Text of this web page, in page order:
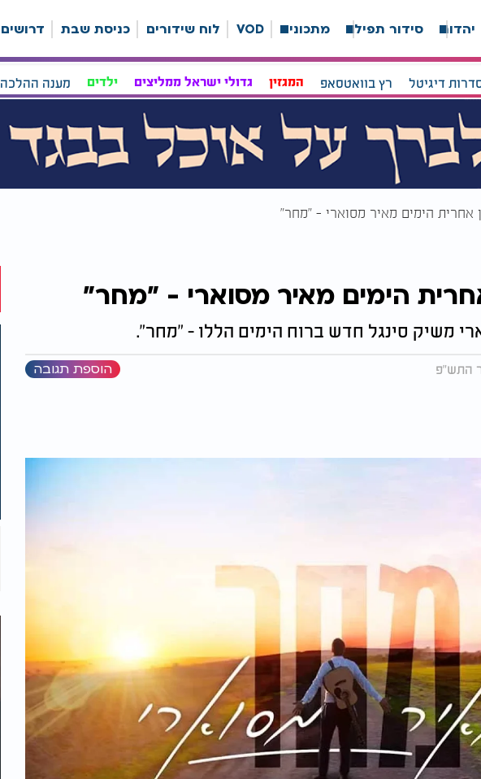
יהדות סידור תפילה מתכונים VOD לוח שידורים כניסת שבת דרושים
דיגיטל רץ בוואטסאפ המגזין גדולי ישראל ממליצים ילדים מענה ההלכה
אחרית הימים מאיר מסוארי - "מחר"
הימים מאיר מסוארי - "מחר"
משיק סינגל חדש ברוח הימים הללו - "מחר".
הוספת תגובה